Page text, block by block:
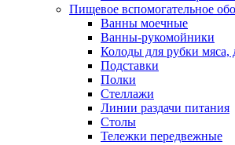
Пищевое вспомогательное
Ванны моечные
Ванны-рукомойники
Колоды для рубки мяса,
Подставки
Полки
Стеллажи
Линии раздачи питания
Столы
Тележки передвежные